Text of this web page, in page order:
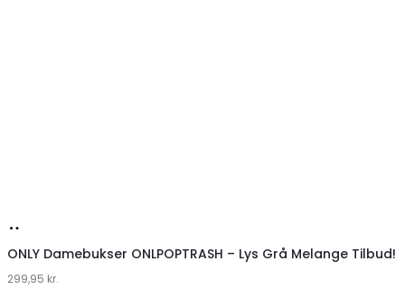
hos
Klædeskabet.dk
ONLY Damebukser ONLPOPTRASH – Lys Grå Melange Tilbud!
299,95 kr.